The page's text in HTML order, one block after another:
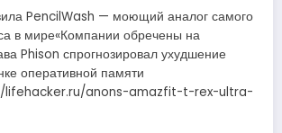
PencilWash — моющий аналог самого
в мире«Компании обречены на
Phison спрогнозировал ухудшение
оперативной памяти
lifehacker.ru/anons-amazfit-t-rex-ultra-